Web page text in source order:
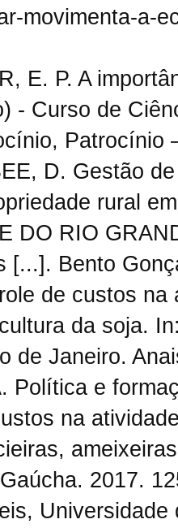
movimenta-a-
E. P. A
- Curso de
Patrocínio
D. Gestão
rural
DO RIO
[...]. Bento
de custos
da soja.
de Janeiro.
Política e
na
2017.